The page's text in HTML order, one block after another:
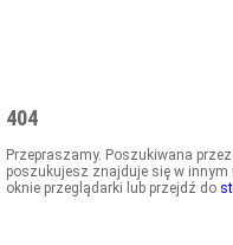
GASTRONOMIA
404
Przepraszamy. Poszukiwana
poszukujesz znajduje się w
oknie przeglądarki lub przejdź do